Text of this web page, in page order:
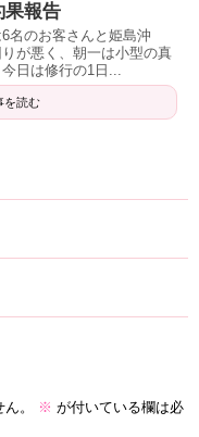
果報告
名のお客さんと姫島沖
が悪く、朝一は小型の真
日は修行の1日...
を読む
。 ※ が付いている欄は必